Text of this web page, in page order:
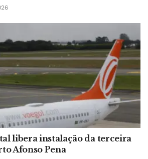
libera instalação da terceira
Afonso Pena